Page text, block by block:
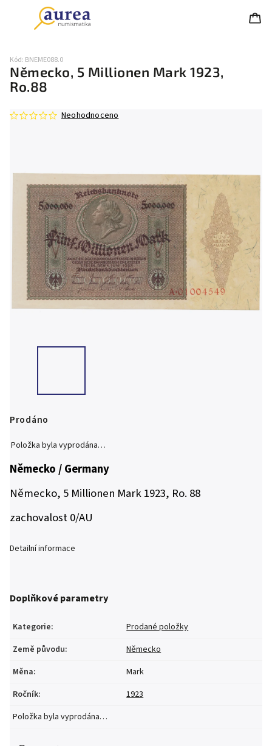
Německo, 5 Millionen Mark 1923,
Ro.88
Kód: BNEME088.0
Neohodnoceno
Prodáno
Položka byla vyprodána…
Německo / Germany
Německo, 5 Millionen Mark 1923, Ro. 88
zachovalost 0/AU
Detailní informace
Doplňkové parametry
Kategorie:
Prodané položky
Země původu:
Německo
Měna:
Mark
Ročník:
1923
Položka byla vyprodána…